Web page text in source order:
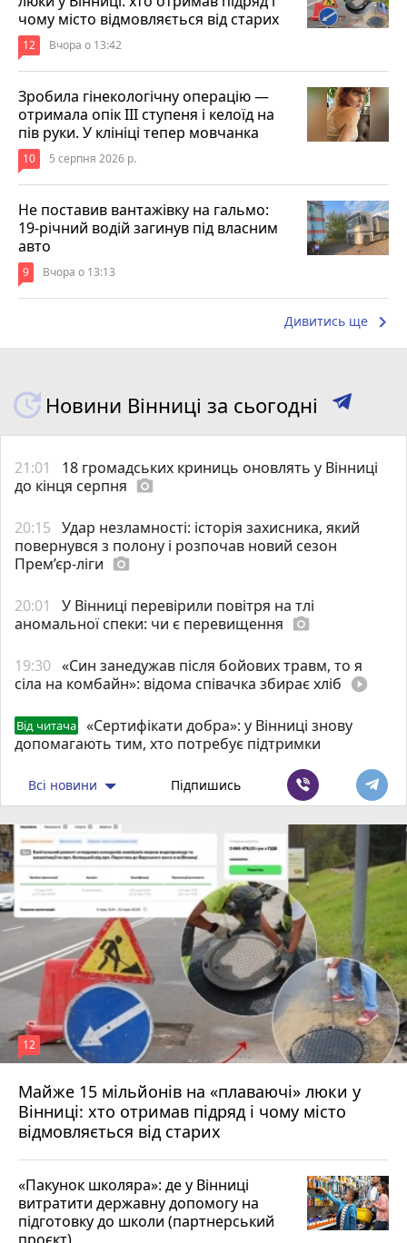
чому місто відмовляється від старих
12 Вчора о 13:42
Зробила гінекологічну операцію —
отримала опік ІІІ ступеня і келоїд на
пів руки. У клініці тепер мовчанка
10 5 серпня 2026 р.
Не поставив вантажівку на гальмо:
19-річний водій загинув під власним
авто
9 Вчора о 13:13
Дивитись ще keyboard_arrow_right
Новини Вінниці за сьогодні
21:01
18 громадських криниць оновлять у Вінниці
до кінця серпня photo_camera
20:15 Удар незламності: історія захисника, який
повернувся з полону і розпочав новий сезон
Прем’єр-ліги photo_camera
20:01
У Вінниці перевірили повітря на тлі
аномальної спеки: чи є перевищення photo_camera
19:30 «Син занедужав після бойових травм, то я
сіла на комбайн»: відома співачка збирає хліб play_circle_filled
Від читача
«Сертифікати добра»: у Вінниці знову
допомагають тим, хто потребує підтримки
Всі новини Підпишись
Майже 15 мільйонів на «плаваючі» люки у
Вінниці: хто отримав підряд і чому місто
відмовляється від старих
12
«Пакунок школяра»: де у Вінниці
витратити державну допомогу на
підготовку до школи (партнерський